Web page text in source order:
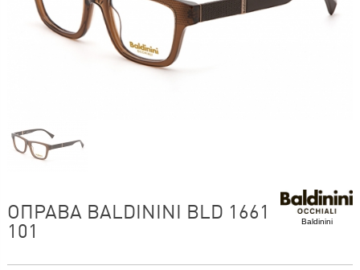
Baldinini
ОПРАВА BALDININI BLD 1661
101